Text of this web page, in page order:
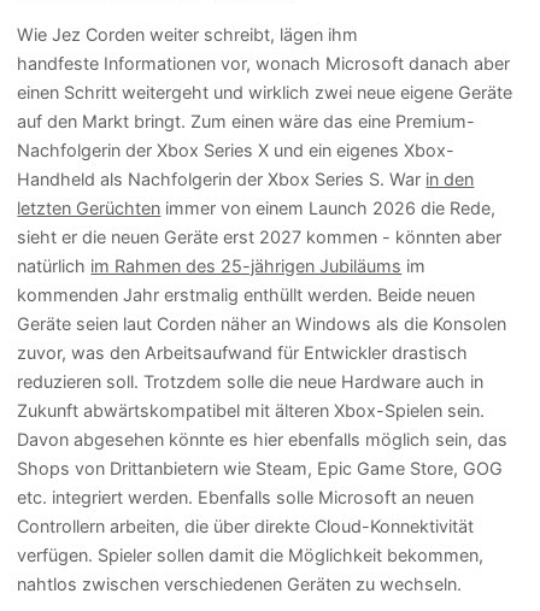
Wie Jez Corden weiter schreibt, lägen ihm
handfeste Informationen vor, wonach Microsoft danach aber
einen Schritt weitergeht und wirklich zwei neue eigene Geräte
auf den Markt bringt. Zum einen wäre das eine Premium-
Nachfolgerin der Xbox Series X und ein eigenes Xbox-
Handheld als Nachfolgerin der Xbox Series S. War in den
letzten Gerüchten immer von einem Launch 2026 die Rede,
sieht er die neuen Geräte erst 2027 kommen - könnten aber
natürlich im Rahmen des 25-jährigen Jubiläums im
kommenden Jahr erstmalig enthüllt werden. Beide neuen
Geräte seien laut Corden näher an Windows als die Konsolen
zuvor, was den Arbeitsaufwand für Entwickler drastisch
reduzieren soll. Trotzdem solle die neue Hardware auch in
Zukunft abwärtskompatibel mit älteren Xbox-Spielen sein.
Davon abgesehen könnte es hier ebenfalls möglich sein, das
Shops von Drittanbietern wie Steam, Epic Game Store, GOG
etc. integriert werden. Ebenfalls solle Microsoft an neuen
Controllern arbeiten, die über direkte Cloud-Konnektivität
verfügen. Spieler sollen damit die Möglichkeit bekommen,
nahtlos zwischen verschiedenen Geräten zu wechseln.